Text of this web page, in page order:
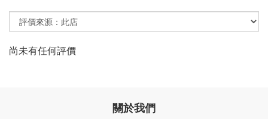
尚未有任何評價
關於我們